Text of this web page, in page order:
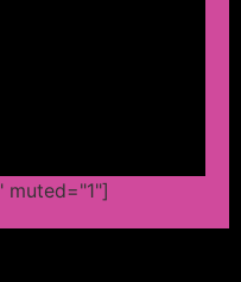
muted="1"]